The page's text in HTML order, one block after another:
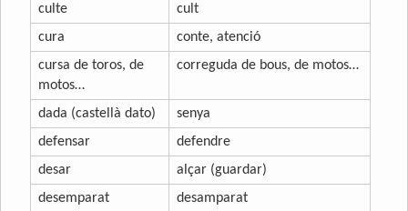
culte
cult
cura
conte, atenció
cursa de toros, de
motos…
correguda de bous, de motos…
dada (castellà dato)
senya
defensar
defendre
desar
alçar (guardar)
desemparat
desamparat